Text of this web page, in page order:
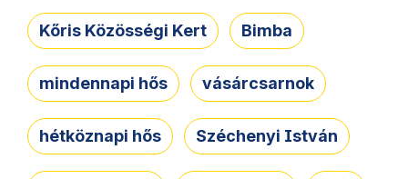
Kőris Közösségi Kert Bimba
mindennapi hős vásárcsarnok
hétköznapi hős Széchenyi István